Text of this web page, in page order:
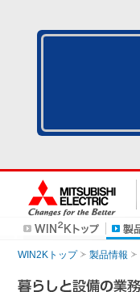
WIN2Kトップ 製品情報